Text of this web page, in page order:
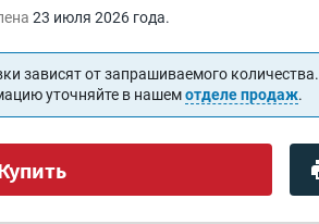
23 июля 2026 года.
зависят от запрашиваемого количества.
уточняйте в нашемотделе продаж.